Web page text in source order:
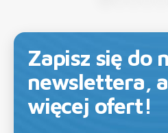
Zapisz się do
newslettera,
więcej ofert!